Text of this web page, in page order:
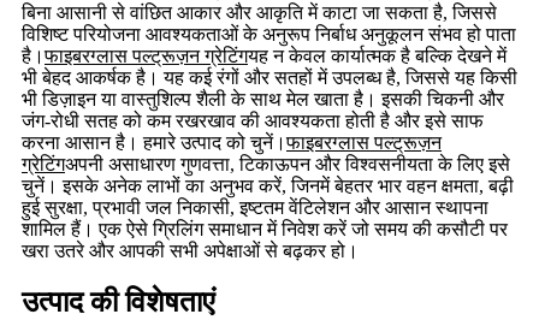
बिना आसानी से वांछित आकार और आकृति में काटा जा सकता है, जिससे
विशिष्ट परियोजना आवश्यकताओं के अनुरूप निर्बाध अनुकूलन संभव हो पाता
है।फाइबरग्लास पल्ट्रूज़न ग्रेटिंगयह न केवल कार्यात्मक है बल्कि देखने में
भी बेहद आकर्षक है। यह कई रंगों और सतहों में उपलब्ध है, जिससे यह किसी
भी डिज़ाइन या वास्तुशिल्प शैली के साथ मेल खाता है। इसकी चिकनी और
जंग-रोधी सतह को कम रखरखाव की आवश्यकता होती है और इसे साफ
करना आसान है। हमारे उत्पाद को चुनें।फाइबरग्लास पल्ट्रूज़न
ग्रेटिंगअपनी असाधारण गुणवत्ता, टिकाऊपन और विश्वसनीयता के लिए इसे
चुनें। इसके अनेक लाभों का अनुभव करें, जिनमें बेहतर भार वहन क्षमता, बढ़ी
हुई सुरक्षा, प्रभावी जल निकासी, इष्टतम वेंटिलेशन और आसान स्थापना
शामिल हैं। एक ऐसे ग्रिलिंग समाधान में निवेश करें जो समय की कसौटी पर
खरा उतरे और आपकी सभी अपेक्षाओं से बढ़कर हो।
उत्पाद की विशेषताएं